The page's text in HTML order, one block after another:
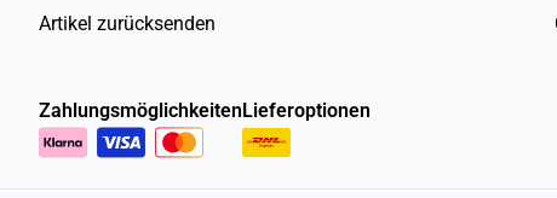
Artikel zurücksenden
Zahlungsmöglichkeiten Lieferoptionen